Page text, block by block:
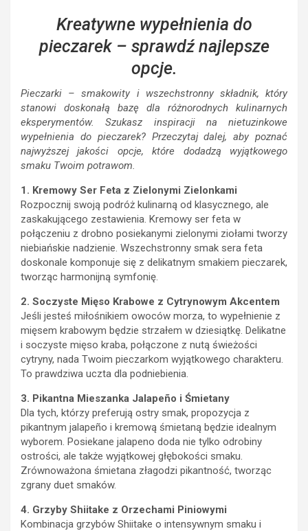
Kreatywne wypełnienia do
pieczarek – sprawdź najlepsze
opcje.
Pieczarki – smakowity i wszechstronny składnik, który
stanowi doskonałą bazę dla różnorodnych kulinarnych
eksperymentów. Szukasz inspiracji na nietuzinkowe
wypełnienia do pieczarek? Przeczytaj dalej, aby poznać
najwyższej jakości opcje, które dodadzą wyjątkowego
smaku Twoim potrawom.
1. Kremowy Ser Feta z Zielonymi Zielonkami
Rozpocznij swoją podróż kulinarną od klasycznego, ale
zaskakującego zestawienia. Kremowy ser feta w
połączeniu z drobno posiekanymi zielonymi ziołami tworzy
niebiańskie nadzienie. Wszechstronny smak sera feta
doskonale komponuje się z delikatnym smakiem pieczarek,
tworząc harmonijną symfonię.
2. Soczyste Mięso Krabowe z Cytrynowym Akcentem
Jeśli jesteś miłośnikiem owoców morza, to wypełnienie z
mięsem krabowym będzie strzałem w dziesiątkę. Delikatne
i soczyste mięso kraba, połączone z nutą świeżości
cytryny, nada Twoim pieczarkom wyjątkowego charakteru.
To prawdziwa uczta dla podniebienia.
3. Pikantna Mieszanka Jalapeño i Śmietany
Dla tych, którzy preferują ostry smak, propozycja z
pikantnym jalapeño i kremową śmietaną będzie idealnym
wyborem. Posiekane jalapeno doda nie tylko odrobiny
ostrości, ale także wyjątkowej głębokości smaku.
Zrównoważona śmietana złagodzi pikantność, tworząc
zgrany duet smaków.
4. Grzyby Shiitake z Orzechami Piniowymi
Kombinacja grzybów Shiitake o intensywnym smaku i